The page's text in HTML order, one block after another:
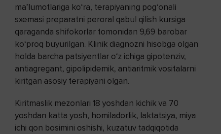
ma’lumotlariga ko‘ra, terapiyaning pog‘onali
sxemasi preparatni peroral qabul qilish kursiga
qaraganda shifokorlar tomonidan 9,69 barobar
ko‘proq buyurilgan. Klinik diagnozni hisobga olgan
holda barcha patsiyentlar o‘z ichiga gipotenziv,
antiagregant, gipolipidemik, antiaritmik vositalarni
kiritgan asosiy terapiyani olgan.
Kiritmaslik mezonlari 18 yoshdan kichik va 70
yoshdan katta yosh, homiladorlik, laktatsiya, miya
ichi qon bosimini oshishi, kuzatuv tadqiqotida